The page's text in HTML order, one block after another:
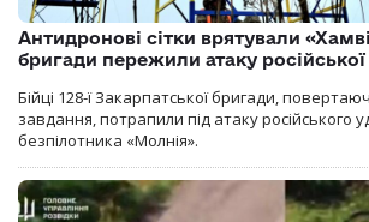
Антидронові сітки врятували
бригади пережили атаку
Бійці 128-ї Закарпатської бригади,
завдання, потрапили під атаку російського
безпілотника «Молнія».